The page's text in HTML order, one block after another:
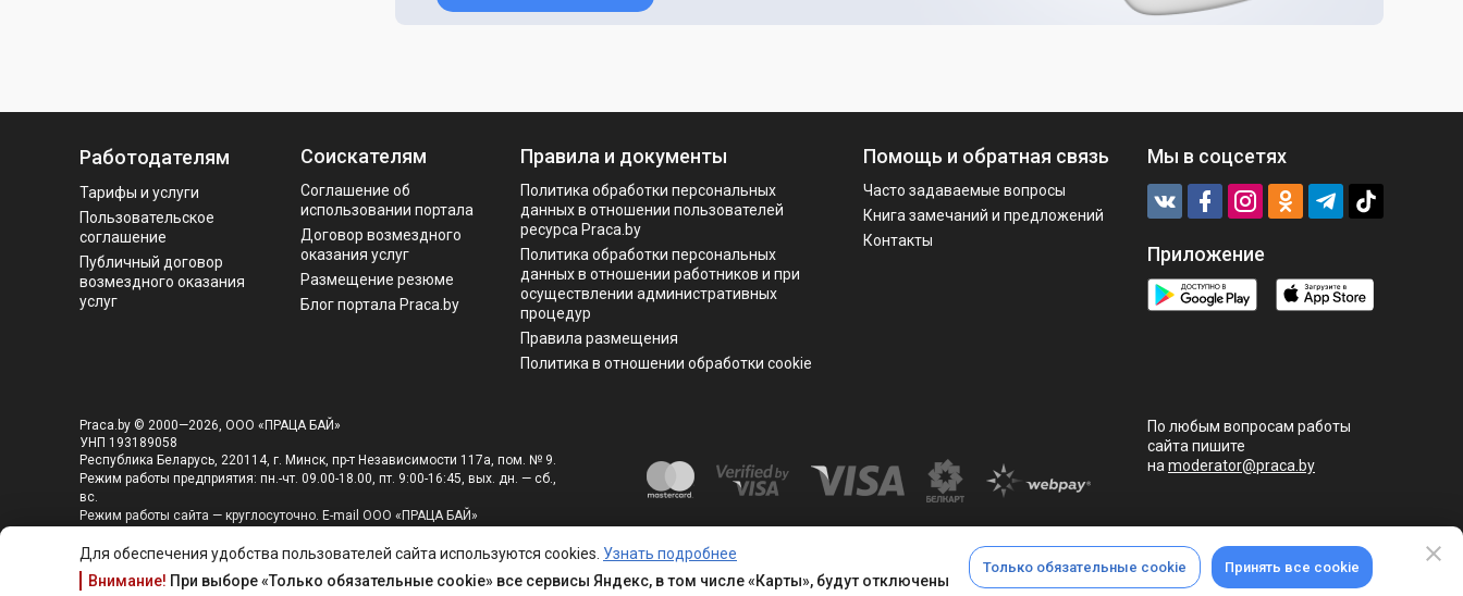
Для обеспечения удобства пользователей сайта используются cookies. Узнать подробнее
Внимание! При выборе «Только обязательные cookie» все сервисы Яндекс, в том числе «Карты», будут отключены
Только обязательные cookie Принять все cookie
Работодателям
Тарифы и услуги
Пользовательское
соглашение
Публичный договор
возмездного оказания
услуг
Соискателям
Соглашение об
использовании портала
Договор возмездного
оказания услуг
Размещение резюме
Блог портала Praca.by
Правила и документы
Политика обработки персональных
данных в отношении пользователей
ресурса Praca.by
Политикa обработки персональных
данных в отношении работников и при
осуществлении административных
процедур
Правила размещения
Политика в отношении обработки cookie
Помощь и обратная связь
Часто задаваемые вопросы
Книга замечаний и предложений
Контакты
Мы в соцсетях
Приложение
Praca.by © 2000—2026, ООО «ПРАЦА БАЙ»
УНП 193189058
Республика Беларусь, 220114, г. Минск, пр-т Независимости 117а, пом. № 9.
Режим работы предприятия: пн.-чт. 09.00-18.00, пт. 9:00-16:45, вых. дн. — сб.,
вс.
Режим работы сайта — круглосуточно. E-mail ООО «ПРАЦА БАЙ»
По любым вопросам работы
сайта пишите
на moderator@praca.by